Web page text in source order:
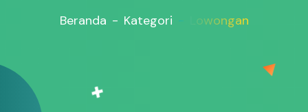
Beranda Kategori Lowongan